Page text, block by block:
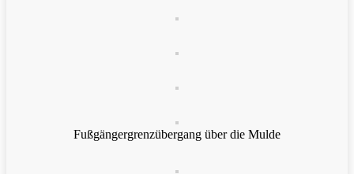
Fußgängergrenzübergang über die Mulde